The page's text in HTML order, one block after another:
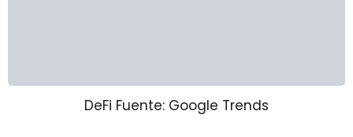
DeFi Fuente: Google Trends